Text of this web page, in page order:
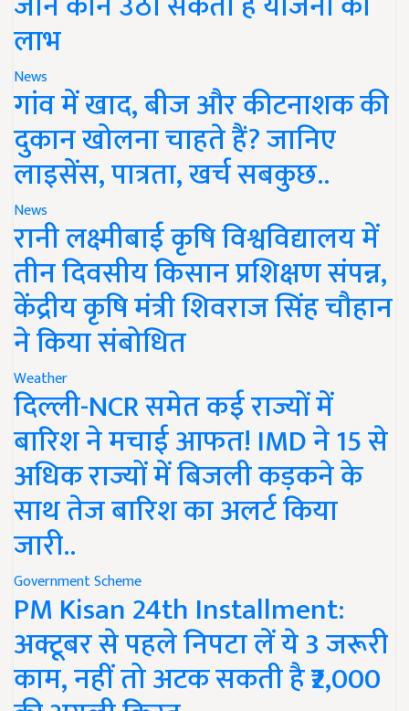
लाभ
News
गांव में खाद, बीज और कीटनाशक की
दुकान खोलना चाहते हैं? जानिए
लाइसेंस, पात्रता, खर्च सबकुछ..
News
रानी लक्ष्मीबाई कृषि विश्वविद्यालय में
तीन दिवसीय किसान प्रशिक्षण संपन्न,
केंद्रीय कृषि मंत्री शिवराज सिंह चौहान
ने किया संबोधित
Weather
दिल्ली-NCR समेत कई राज्यों में
बारिश ने मचाई आफत! IMD ने 15 से
अधिक राज्यों में बिजली कड़कने के
साथ तेज बारिश का अलर्ट किया
जारी..
Government Scheme
PM Kisan 24th Installment:
अक्टूबर से पहले निपटा लें ये 3 जरूरी
काम, नहीं तो अटक सकती है ₹2,000